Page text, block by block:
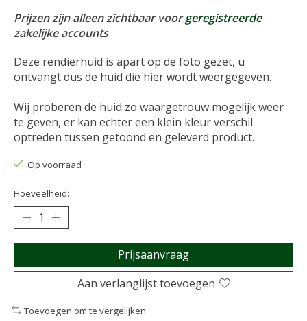
Prijzen zijn alleen zichtbaar voorgeregistreerde
zakelijke accounts
Deze rendierhuid is apart op de foto gezet, u
ontvangt dus de huid die hier wordt weergegeven.
Wij proberen de huid zo waargetrouw mogelijk weer
te geven, er kan echter een klein kleur verschil
optreden tussen getoond en geleverd product.
Op voorraad
Hoeveelheid:
Prijsaanvraag
Aan verlanglijst toevoegen
Toevoegen om te vergelijken